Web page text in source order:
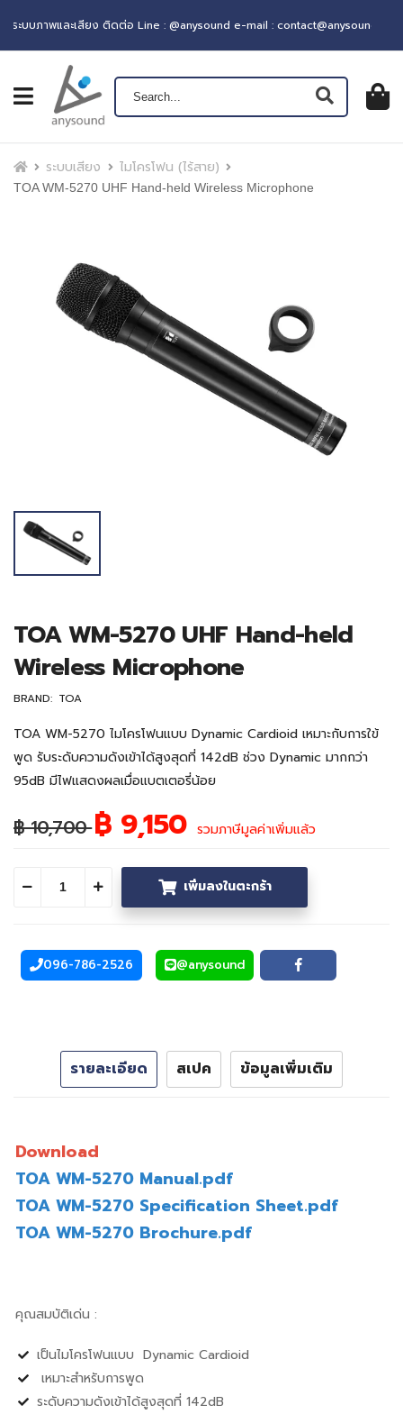
บบภาพและเสียง ติดต่อ Line : @anysound e-mail : contact@anysound.co
เปิดเมนู ตะกร้
0฿
หน้าแรกระบบเสียง ไมโครโฟน (ไร้สาย)
TOA WM-5270 UHF Hand-held Wireless Microphone
TOA WM-5270 UHF Hand-held
Wireless Microphone
BRAND: TOA
TOA WM-5270 ไมโครโฟนแบบ Dynamic Cardioid เหมาะกับการใข้
พูด รับระดับความดังเข้าได้สูงสุดที่ 142dB ช่วง Dynamic มากกว่า
95dB มีไฟแสดงผลเมื่อแบตเตอรี่น้อย
฿ 10,700฿ 9,150 รวมภาษีมูลค่าเพิ่มแล้ว
ลดจำนวน เพิ่มจำนวน เพิ่มลงในตะกร้า
096-786-2526
โทรศัพท์
@anysound
Line Facebook
รายละเอียด สเปค ข้อมูลเพิ่มเติม
Download
TOA WM-5270 Manual.pdf
TOA WM-5270 Specification Sheet.pdf
TOA WM-5270 Brochure.pdf
คุณสมบัติเด่น :
เป็นไมโครโฟนแบบ Dynamic Cardioid
เหมาะสำหรับการพูด
ระดับความดังเข้าได้สูงสุดที่ 142dB